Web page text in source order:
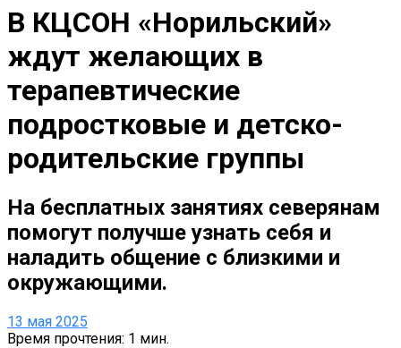
В КЦСОН «Норильский»
ждут желающих в
терапевтические
подростковые и детско-
родительские группы
На бесплатных занятиях северянам
помогут получше узнать себя и
наладить общение с близкими и
окружающими.
13 мая 2025
Время прочтения: 1 мин.